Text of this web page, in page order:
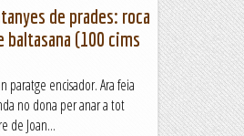
de prades: roca
baltasana (100 cims
paratge encisador. Ara feia
no dona per anar a tot
de Joan...